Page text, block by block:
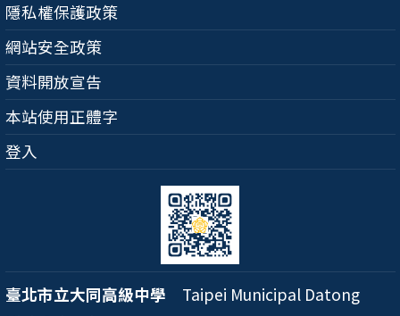
隱私權保護政策
網站安全政策
資料開放宣告
本站使用正體字
登入
臺北市立大同高級中學 Taipei Municipal Datong